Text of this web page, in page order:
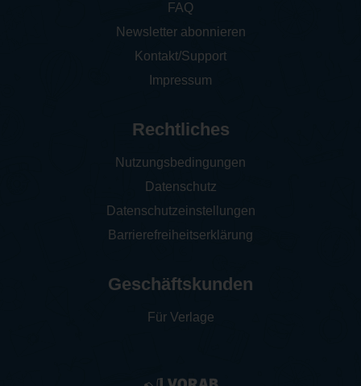
FAQ
Newsletter abonnieren
Kontakt/Support
Impressum
Rechtliches
Nutzungsbedingungen
Datenschutz
Datenschutzeinstellungen
Barrierefreiheitserklärung
Geschäftskunden
Für Verlage